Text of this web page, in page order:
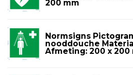
200 mm
Normsigns
nooddouche
Afmeting: 200 x 200